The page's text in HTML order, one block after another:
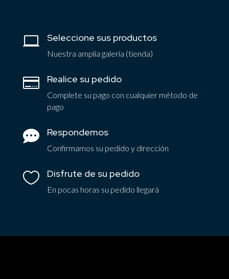
 Seleccione sus productos
Nuestra amplia galería (tienda)
 Realice su pedido
Complete su pago con cualquier método de
pago
 Respondemos
Confirmamos su pedido y dirección
 Disfrute de su pedido
En pocas horas su pedido llegará